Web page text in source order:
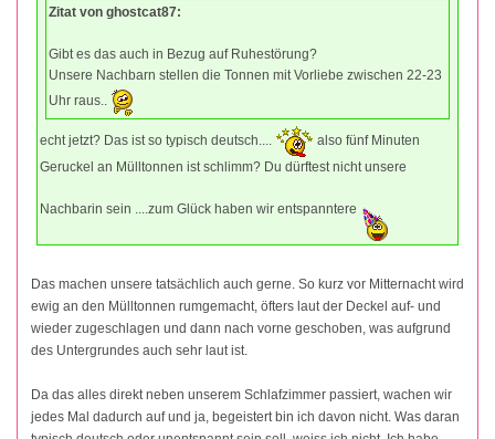
Zitat von ghostcat87:
Gibt es das auch in Bezug auf Ruhestörung?
Unsere Nachbarn stellen die Tonnen mit Vorliebe zwischen 22-23
Uhr raus..
echt jetzt? Das ist so typisch deutsch....
also fünf Minuten
Geruckel an Mülltonnen ist schlimm? Du dürftest nicht unsere
Nachbarin sein ....zum Glück haben wir entspanntere
Das machen unsere tatsächlich auch gerne. So kurz vor Mitternacht wird
ewig an den Mülltonnen rumgemacht, öfters laut der Deckel auf- und
wieder zugeschlagen und dann nach vorne geschoben, was aufgrund
des Untergrundes auch sehr laut ist.
Da das alles direkt neben unserem Schlafzimmer passiert, wachen wir
jedes Mal dadurch auf und ja, begeistert bin ich davon nicht. Was daran